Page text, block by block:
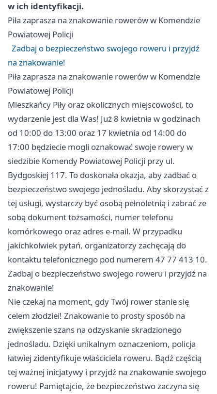
w ich identyfikacji.
Piła zaprasza na znakowanie rowerów w Komendzie
Powiatowej Policji
Zadbaj o bezpieczeństwo swojego roweru i przyjdź
na znakowanie!
Piła zaprasza na znakowanie rowerów w Komendzie
Powiatowej Policji
Mieszkańcy Piły oraz okolicznych miejscowości, to
wydarzenie jest dla Was! Już 8 kwietnia w godzinach
od 10:00 do 13:00 oraz 17 kwietnia od 14:00 do
17:00 będziecie mogli oznakować swoje rowery w
siedzibie Komendy Powiatowej Policji przy ul.
Bydgoskiej 117. To doskonała okazja, aby zadbać o
bezpieczeństwo swojego jednośladu. Aby skorzystać z
tej usługi, wystarczy być osobą pełnoletnią i zabrać ze
sobą dokument tożsamości, numer telefonu
komórkowego oraz adres e-mail. W przypadku
jakichkolwiek pytań, organizatorzy zachęcają do
kontaktu telefonicznego pod numerem 47 77 413 10.
Zadbaj o bezpieczeństwo swojego roweru i przyjdź na
znakowanie!
Nie czekaj na moment, gdy Twój rower stanie się
celem złodziei! Znakowanie to prosty sposób na
zwiększenie szans na odzyskanie skradzionego
jednośladu. Dzięki unikalnym oznaczeniom, policja
łatwiej zidentyfikuje właściciela roweru. Bądź częścią
tej ważnej inicjatywy i przyjdź na znakowanie swojego
roweru! Pamiętajcie, że bezpieczeństwo zaczyna się